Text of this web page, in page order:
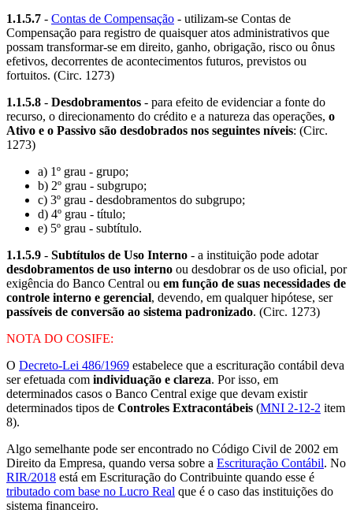
1.1.5.7 - Contas de Compensação - utilizam-se Contas de
Compensação para registro de quaisquer atos administrativos que
possam transformar-se em direito, ganho, obrigação, risco ou ônus
efetivos, decorrentes de acontecimentos futuros, previstos ou
fortuitos. (Circ. 1273)
1.1.5.8 - Desdobramentos - para efeito de evidenciar a fonte do
recurso, o direcionamento do crédito e a natureza das operações, o
Ativo e o Passivo são desdobrados nos seguintes níveis: (Circ.
1273)
a) 1º grau - grupo;
b) 2º grau - subgrupo;
c) 3º grau - desdobramentos do subgrupo;
d) 4º grau - título;
e) 5º grau - subtítulo.
1.1.5.9 - Subtítulos de Uso Interno - a instituição pode adotar
desdobramentos de uso interno ou desdobrar os de uso oficial, por
exigência do Banco Central ou em função de suas necessidades de
controle interno e gerencial, devendo, em qualquer hipótese, ser
passíveis de conversão ao sistema padronizado. (Circ. 1273)
NOTA DO COSIFE:
O Decreto-Lei 486/1969 estabelece que a escrituração contábil deva
ser efetuada com individuação e clareza. Por isso, em
determinados casos o Banco Central exige que devam existir
determinados tipos de Controles Extracontábeis (MNI 2-12-2 item
8).
Algo semelhante pode ser encontrado no Código Civil de 2002 em
Direito da Empresa, quando versa sobre a Escrituração Contábil. No
RIR/2018 está em Escrituração do Contribuinte quando esse é
tributado com base no Lucro Real que é o caso das instituições do
sistema financeiro.